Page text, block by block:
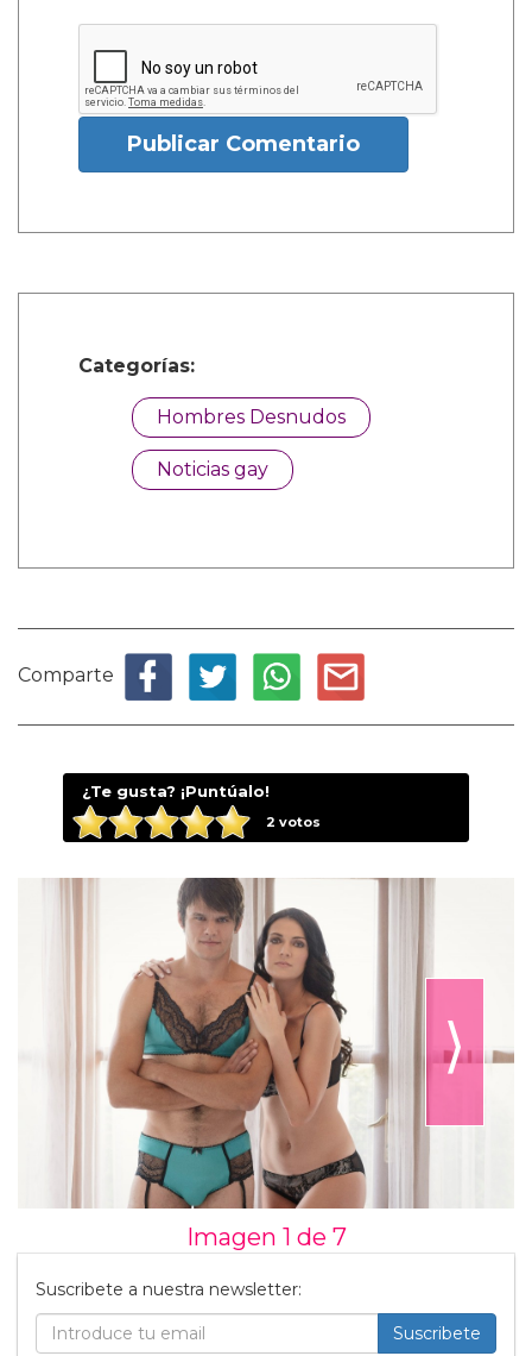
Publicar Comentario
Categorías:
Hombres Desnudos
Noticias gay
Comparte
¿Te gusta? ¡Puntúalo!
2 votos
⟩
Imagen 1 de 7
Suscribete a nuestra newsletter:
Suscribete